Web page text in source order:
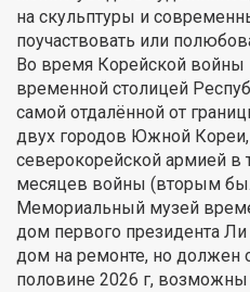
на скульптуры и
поучаствовать или
Во время Корейской войны
временной столицей
самой отдалённой от
двух городов Южной
северокорейской армией в
месяцев войны (вторым
Мемориальный музей
дом первого президента
дом на ремонте, но должен
половине 2026 г,